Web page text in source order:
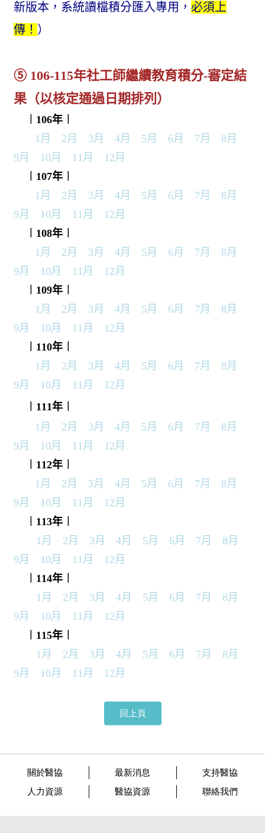
新版本，系統讀檔積分匯入專用， 必須上
傳！ ）
➄ 106-115年社工師繼續教育積分-審定結
果（以核定通過日期排列）
︱106年
1月
2月 3月 4月 5月 6月 7月
8月
9月
10月 11月
12月
︱107年
1月
2月 3月 4月 5月 6月 7月
8月
9月
10月 11月
12月
︱108年
1月
2月 3月 4月 5月 6月 7月
8月
9月
10月 11月
12月
︱109年
1月
2月 3月 4月 5月 6月 7月
8月
9月
10月 11月
12月
︱110年
1月
2月 3月 4月 5月 6月 7月
8月
9月
10月 11月
12月
︱111年
1月
2月 3月 4月 5月 6月 7月
8月
9月
10月 11月
12月
︱112年
1月
2月 3月 4月 5月 6月 7月
8月
9月
10月 11月
12月
︱113年
1月
2月 3月 4月 5月 6月 7月
8月
9月
10月 11月
12月
︱114年
1月
2月 3月 4月 5月 6月 7月
8月
9月
10月 11月
12月
︱115年
1月
2月 3月 4月 5月 6月
7月 8月
9月 10月 11月 12月
回上頁
關於醫協 最新消息
支持醫協
人力資源
醫協資源 聯絡我們